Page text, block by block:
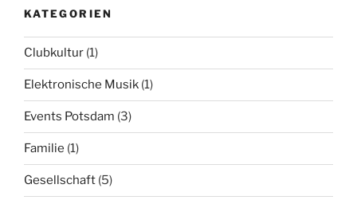
KATEGORIEN
Clubkultur (1)
Elektronische Musik (1)
Events Potsdam (3)
Familie (1)
Gesellschaft (5)